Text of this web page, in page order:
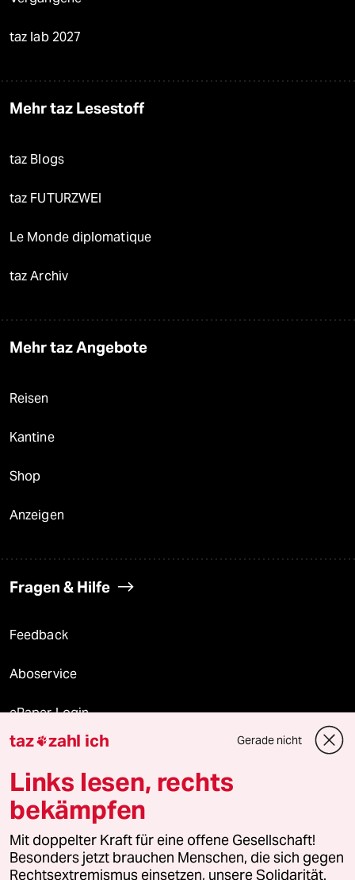
taz lab 2027
Mehr taz Lesestoff
taz Blogs
taz FUTURZWEI
Le Monde diplomatique
taz Archiv
Mehr taz Angebote
Reisen
Kantine
Shop
Anzeigen
Fragen & Hilfe
Feedback
Aboservice
ePaper Login
Downloads für Abonnierende
© 2026 taz Verlags und Vertriebs GmbH
Alle Rechte vorbehalten. Bei rechtlichen Fragen oder für Genehmigungen
wenden Sie sich bitte an lizenzen@taz.de
taz zahl ich Gerade nicht
Links lesen, rechts
bekämpfen
Mit doppelter Kraft für eine offene Gesellschaft!
Besonders jetzt brauchen Menschen, die sich gegen
Rechtsextremismus einsetzen, unsere Solidarität.